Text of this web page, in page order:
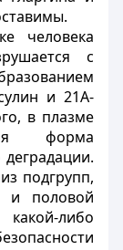
человека
с
и 21А-
в плазме
форма
подгрупп,
и половой
либо